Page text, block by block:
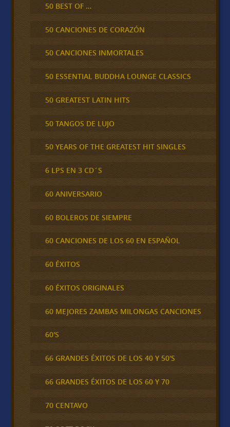
50 BEST OF …
50 CANCIONES DE CORAZÓN
50 CANCIONES INMORTALES
50 ESSENTIAL BUDDHA LOUNGE CLASSICS
50 GREATEST LATIN HITS
50 TANGOS DE LUJO
50 YEARS OF THE GREATEST HIT SINGLES
6 LPS EN 3 CD´S
60 ANIVERSARIO
60 BOLEROS DE SIEMPRE
60 CANCIONES DE LOS 60 EN ESPAÑOL
60 ÉXITOS
60 ÉXITOS ORIGINALES
60 MEJORES ZAMBAS MILONGAS CANCIONES
60'S
66 GRANDES ÉXITOS DE LOS 40 Y 50'S
66 GRANDES ÉXITOS DE LOS 60 Y 70
70 CENTAVO